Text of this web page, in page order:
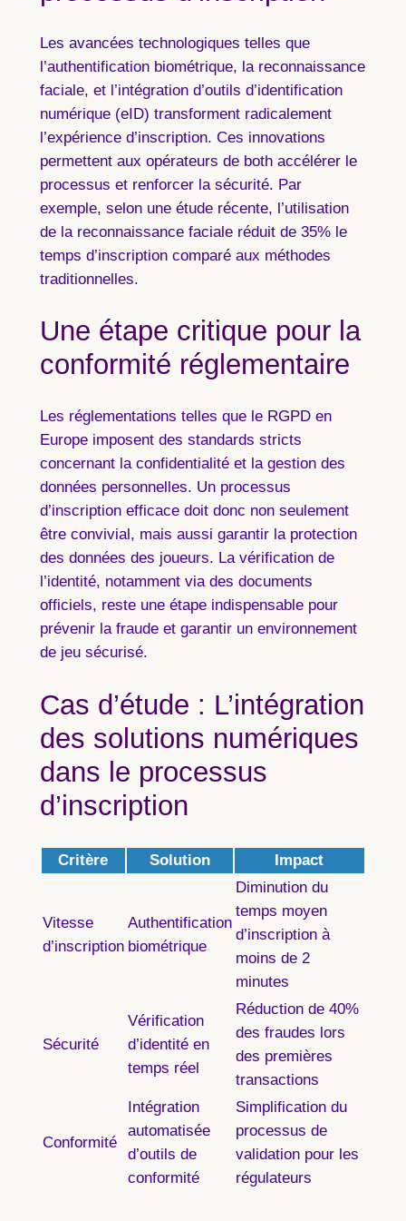
Les avancées technologiques telles que
l’authentification biométrique, la reconnaissance
faciale, et l’intégration d’outils d’identification
numérique (eID) transforment radicalement
l’expérience d’inscription. Ces innovations
permettent aux opérateurs de both accélérer le
processus et renforcer la sécurité. Par
exemple, selon une étude récente, l’utilisation
de la reconnaissance faciale réduit de 35% le
temps d’inscription comparé aux méthodes
traditionnelles.
Une étape critique pour la
conformité réglementaire
Les réglementations telles que le RGPD en
Europe imposent des standards stricts
concernant la confidentialité et la gestion des
données personnelles. Un processus
d’inscription efficace doit donc non seulement
être convivial, mais aussi garantir la protection
des données des joueurs. La vérification de
l’identité, notamment via des documents
officiels, reste une étape indispensable pour
prévenir la fraude et garantir un environnement
de jeu sécurisé.
Cas d’étude : L’intégration
des solutions numériques
dans le processus
d’inscription
Critère Solution Impact
Vitesse
d’inscription
Authentification
biométrique
Diminution du
temps moyen
d’inscription à
moins de 2
minutes
Sécurité
Vérification
d’identité en
temps réel
Réduction de 40%
des fraudes lors
des premières
transactions
Conformité
Intégration
automatisée
d’outils de
conformité
Simplification du
processus de
validation pour les
régulateurs